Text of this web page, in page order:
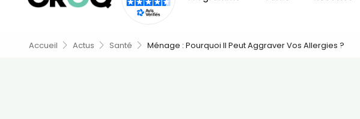
Accueil Actus Santé Ménage : Pourquoi Il Peut Aggraver Vos Allergies ?